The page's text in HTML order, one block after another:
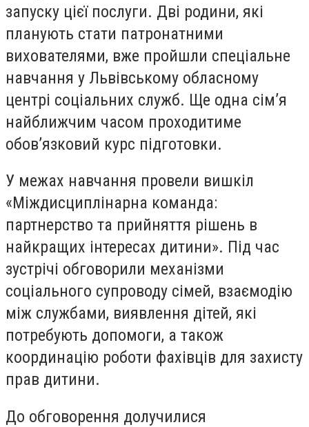
запуску цієї послуги. Дві родини, які
планують стати патронатними
вихователями, вже пройшли спеціальне
навчання у Львівському обласному
центрі соціальних служб. Ще одна сім’я
найближчим часом проходитиме
обов’язковий курс підготовки.
У межах навчання провели вишкіл
«Міждисциплінарна команда:
партнерство та прийняття рішень в
найкращих інтересах дитини». Під час
зустрічі обговорили механізми
соціального супроводу сімей, взаємодію
між службами, виявлення дітей, які
потребують допомоги, а також
координацію роботи фахівців для захисту
прав дитини.
До обговорення долучилися